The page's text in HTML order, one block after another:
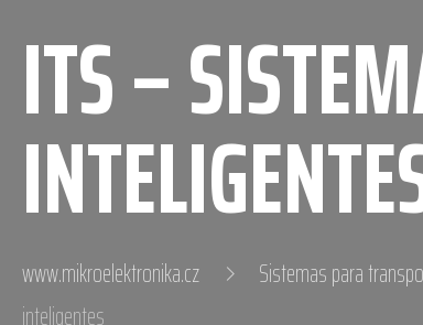
ITS –
www.mikroelektronika.cz Sistemas para
inteligentes